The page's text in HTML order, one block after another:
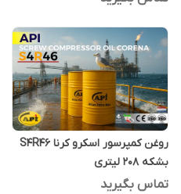
روغن کمپرسور اسکرو کرنا S4R46
بشکه 208 لیتری
تماس بگیرید